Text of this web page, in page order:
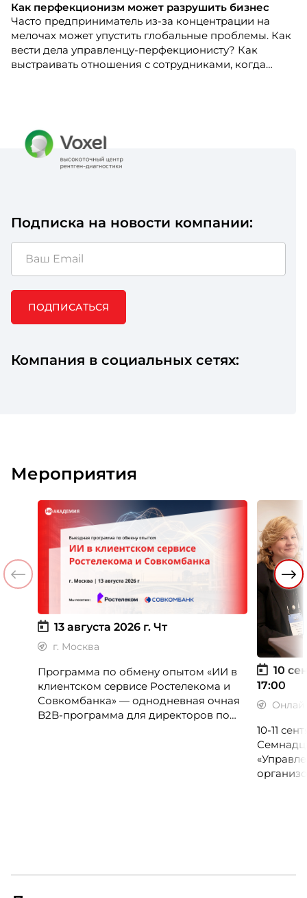
Как перфекционизм может разрушить бизнес
Часто предприниматель из-за концентрации на
мелочах может упустить глобальные проблемы. Как
вести дела управленцу-перфекционисту? Как
выстраивать отношения с сотрудниками, когда
Подписка на новости компании:
ПОДПИСАТЬСЯ
Компания в социальных сетях:
Мероприятия
13 августа 2026 г. Чт
г. Москва
Программа по обмену опытом «ИИ в
клиентском сервисе Ростелекома и
Совкомбанка» — однодневная очная
B2B-программа для директоров по
10
17:00
10-11